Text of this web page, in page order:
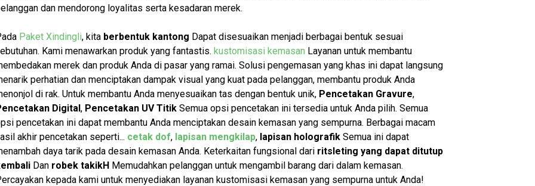
dan mendorong loyalitas serta kesadaran merek.
Paket Xindingli, kita berbentuk kantong Dapat disesuaikan menjadi berbagai bentuk sesuai
Kami menawarkan produk yang fantastis. kustomisasi kemasan Layanan untuk membantu
merek dan produk Anda di pasar yang ramai. Solusi pengemasan yang khas ini dapat langsung
perhatian dan menciptakan dampak visual yang kuat pada pelanggan, membantu produk Anda
di rak. Untuk membantu Anda menyesuaikan tas dengan bentuk unik, Pencetakan Gravure,
Digital, Pencetakan UV Titik Semua opsi pencetakan ini tersedia untuk Anda pilih. Semua
pencetakan ini dapat membantu Anda menciptakan desain kemasan yang sempurna. Berbagai macam
akhir pencetakan seperti... cetak dof, lapisan mengkilap, lapisan holografik Semua ini dapat
daya tarik pada desain kemasan Anda. Keterkaitan fungsional dari ritsleting yang dapat ditutup
Dan robek takikH Memudahkan pelanggan untuk mengambil barang dari dalam kemasan.
kepada kami untuk menyediakan layanan kustomisasi kemasan yang sempurna untuk Anda!